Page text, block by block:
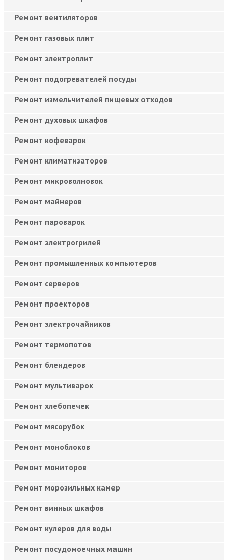
Ремонт вентиляторов
Ремонт газовых плит
Ремонт электроплит
Ремонт подогревателей посуды
Ремонт измельчителей пищевых отходов
Ремонт духовых шкафов
Ремонт кофеварок
Ремонт климатизаторов
Ремонт микроволновок
Ремонт майнеров
Ремонт пароварок
Ремонт электрогрилей
Ремонт промышленных компьютеров
Ремонт серверов
Ремонт проекторов
Ремонт электрочайников
Ремонт термопотов
Ремонт блендеров
Ремонт мультиварок
Ремонт хлебопечек
Ремонт мясорубок
Ремонт моноблоков
Ремонт мониторов
Ремонт морозильных камер
Ремонт винных шкафов
Ремонт кулеров для воды
Ремонт посудомоечных машин